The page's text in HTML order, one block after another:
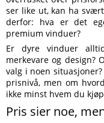
ser like ut, kan ha
derfor: hva er det
premium vinduer?
Er dyre vinduer
merkevare og
valg i noen
prisnivå, men om
ikke minst hvem du
Pris sier noe,